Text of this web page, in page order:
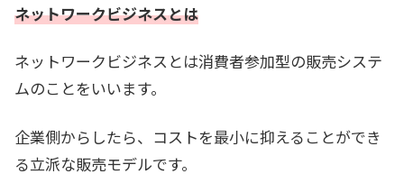
ネットワークビジネスとは
ネットワークビジネスとは消費者参加型の販売システ
ムのことをいいます。
企業側からしたら、コストを最小に抑えることができ
る立派な販売モデルです。